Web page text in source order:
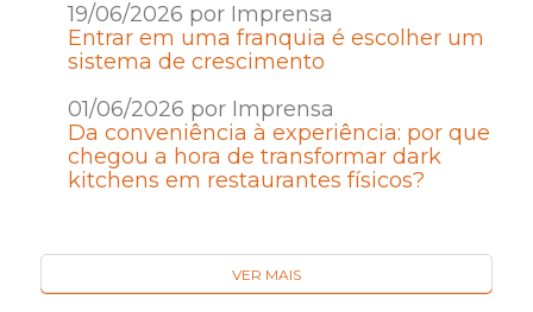
19/06/2026 por Imprensa
Entrar em uma franquia é escolher um
sistema de crescimento
01/06/2026 por Imprensa
Da conveniência à experiência: por que
chegou a hora de transformar dark
kitchens em restaurantes físicos?
VER MAIS